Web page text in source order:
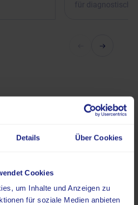
Details Über Cookies
Cookies
um Inhalte und Anzeigen zu
für soziale Medien anbieten
Was kostet
Zweitmeinun
g?